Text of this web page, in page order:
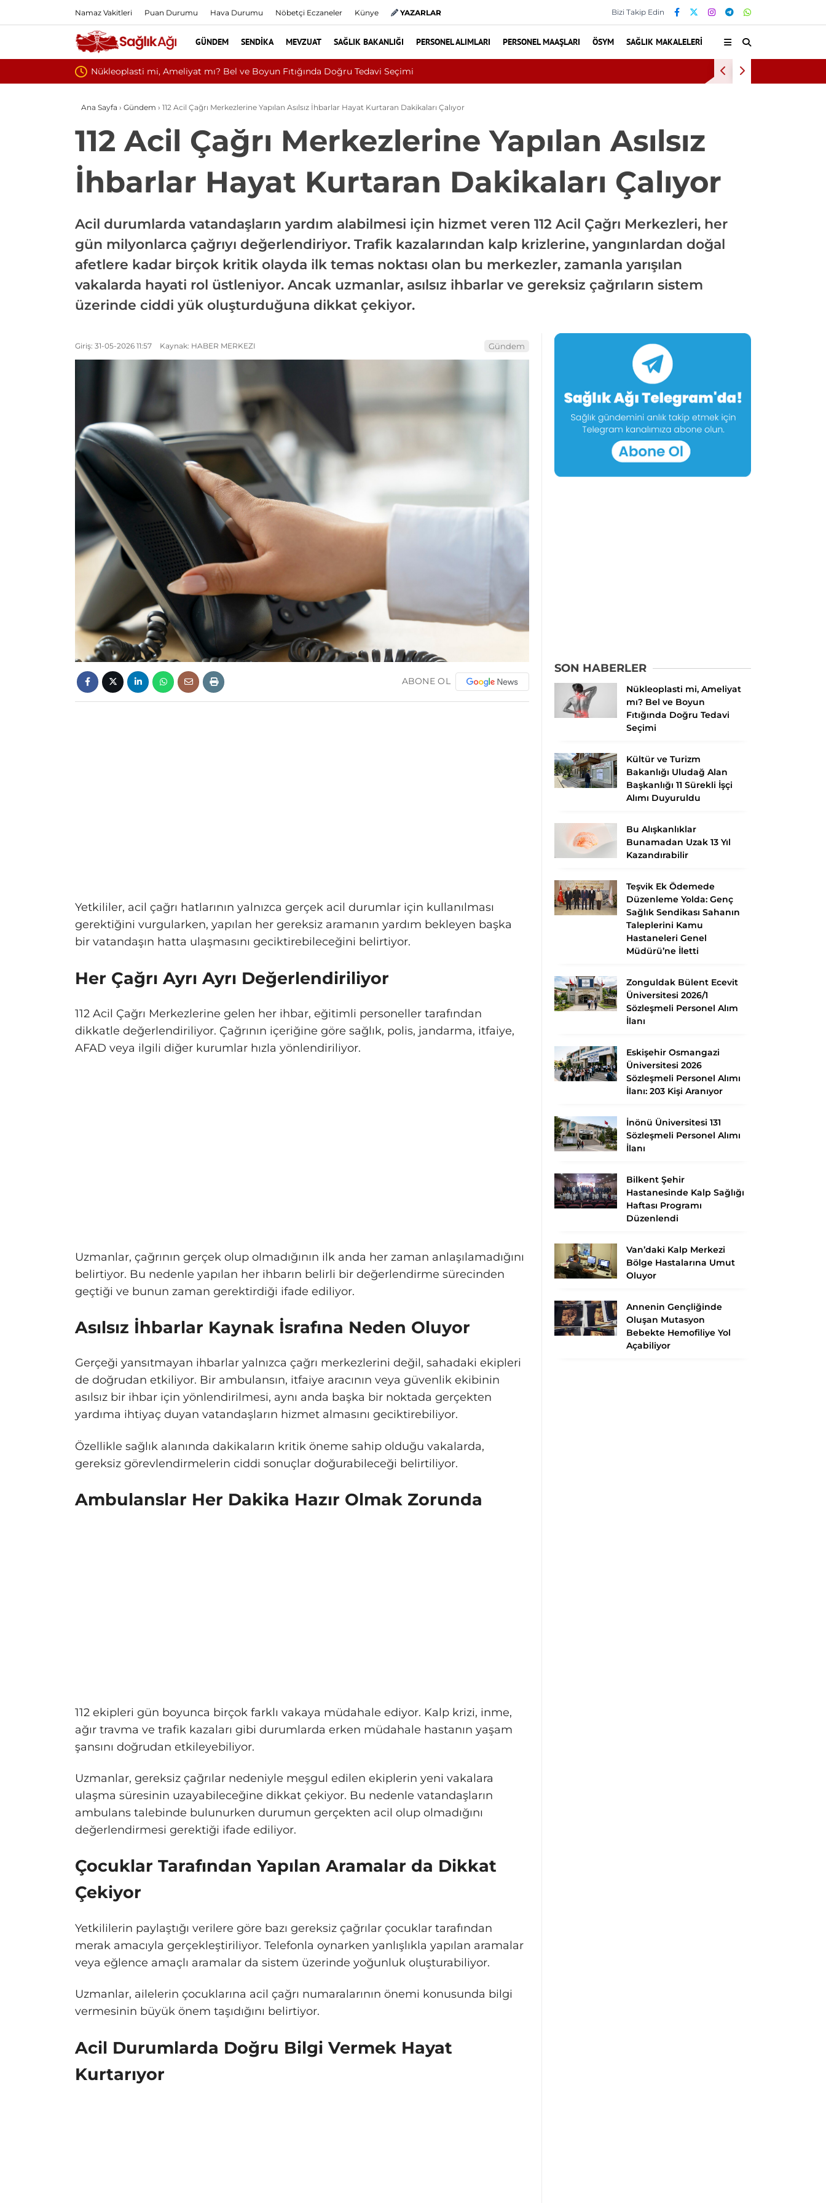
Namaz Vakitleri Puan Durumu Hava Durumu Nöbetçi Eczaneler Künye YAZARLAR Bizi Takip Edin
GÜNDEM SENDIKA MEVZUAT SAĞLIK BAKANLIĞI PERSONEL ALIMLARI PERSONEL MAAŞLARI ÖSYM SAĞLIK MAKALELERI
Kültür ve Turizm Bakanlığı Uludağ Alan Başkanlığı 11 Sürekli İşçi Alımı Duyuruldu Bu Alışkanlıklar
Ana Sayfa › Gündem › 112 Acil Çağrı Merkezlerine Yapılan Asılsız İhbarlar Hayat Kurtaran Dakikaları Çalıyor
112 Acil Çağrı Merkezlerine Yapılan Asılsız
İhbarlar Hayat Kurtaran Dakikaları Çalıyor
Acil durumlarda vatandaşların yardım alabilmesi için hizmet veren 112 Acil Çağrı Merkezleri, her
gün milyonlarca çağrıyı değerlendiriyor. Trafik kazalarından kalp krizlerine, yangınlardan doğal
afetlere kadar birçok kritik olayda ilk temas noktası olan bu merkezler, zamanla yarışılan
vakalarda hayati rol üstleniyor. Ancak uzmanlar, asılsız ihbarlar ve gereksiz çağrıların sistem
üzerinde ciddi yük oluşturduğuna dikkat çekiyor.
Giriş: 31-05-2026 11:57 Kaynak: HABER MERKEZI Gündem
ABONE OL
Yetkililer, acil çağrı hatlarının yalnızca gerçek acil durumlar için kullanılması
gerektiğini vurgularken, yapılan her gereksiz aramanın yardım bekleyen başka
bir vatandaşın hatta ulaşmasını geciktirebileceğini belirtiyor.
Her Çağrı Ayrı Ayrı Değerlendiriliyor
112 Acil Çağrı Merkezlerine gelen her ihbar, eğitimli personeller tarafından
dikkatle değerlendiriliyor. Çağrının içeriğine göre sağlık, polis, jandarma, itfaiye,
AFAD veya ilgili diğer kurumlar hızla yönlendiriliyor.
Uzmanlar, çağrının gerçek olup olmadığının ilk anda her zaman anlaşılamadığını
belirtiyor. Bu nedenle yapılan her ihbarın belirli bir değerlendirme sürecinden
geçtiği ve bunun zaman gerektirdiği ifade ediliyor.
Asılsız İhbarlar Kaynak İsrafına Neden Oluyor
Gerçeği yansıtmayan ihbarlar yalnızca çağrı merkezlerini değil, sahadaki ekipleri
de doğrudan etkiliyor. Bir ambulansın, itfaiye aracının veya güvenlik ekibinin
asılsız bir ihbar için yönlendirilmesi, aynı anda başka bir noktada gerçekten
yardıma ihtiyaç duyan vatandaşların hizmet almasını geciktirebiliyor.
Özellikle sağlık alanında dakikaların kritik öneme sahip olduğu vakalarda,
gereksiz görevlendirmelerin ciddi sonuçlar doğurabileceği belirtiliyor.
Ambulanslar Her Dakika Hazır Olmak Zorunda
112 ekipleri gün boyunca birçok farklı vakaya müdahale ediyor. Kalp krizi, inme,
ağır travma ve trafik kazaları gibi durumlarda erken müdahale hastanın yaşam
şansını doğrudan etkileyebiliyor.
Uzmanlar, gereksiz çağrılar nedeniyle meşgul edilen ekiplerin yeni vakalara
ulaşma süresinin uzayabileceğine dikkat çekiyor. Bu nedenle vatandaşların
ambulans talebinde bulunurken durumun gerçekten acil olup olmadığını
değerlendirmesi gerektiği ifade ediliyor.
Çocuklar Tarafından Yapılan Aramalar da Dikkat
Çekiyor
Yetkililerin paylaştığı verilere göre bazı gereksiz çağrılar çocuklar tarafından
merak amacıyla gerçekleştiriliyor. Telefonla oynarken yanlışlıkla yapılan aramalar
veya eğlence amaçlı aramalar da sistem üzerinde yoğunluk oluşturabiliyor.
Uzmanlar, ailelerin çocuklarına acil çağrı numaralarının önemi konusunda bilgi
vermesinin büyük önem taşıdığını belirtiyor.
Acil Durumlarda Doğru Bilgi Vermek Hayat
Kurtarıyor
SON HABERLER
Nükleoplasti mi, Ameliyat
mı? Bel ve Boyun
Fıtığında Doğru Tedavi
Seçimi
Kültür ve Turizm
Bakanlığı Uludağ Alan
Başkanlığı 11 Sürekli İşçi
Alımı Duyuruldu
Bu Alışkanlıklar
Bunamadan Uzak 13 Yıl
Kazandırabilir
Teşvik Ek Ödemede
Düzenleme Yolda: Genç
Sağlık Sendikası Sahanın
Taleplerini Kamu
Hastaneleri Genel
Müdürü’ne İletti
Zonguldak Bülent Ecevit
Üniversitesi 2026/1
Sözleşmeli Personel Alım
İlanı
Eskişehir Osmangazi
Üniversitesi 2026
Sözleşmeli Personel Alımı
İlanı: 203 Kişi Aranıyor
İnönü Üniversitesi 131
Sözleşmeli Personel Alımı
İlanı
Bilkent Şehir
Hastanesinde Kalp Sağlığı
Haftası Programı
Düzenlendi
Van’daki Kalp Merkezi
Bölge Hastalarına Umut
Oluyor
Annenin Gençliğinde
Oluşan Mutasyon
Bebekte Hemofiliye Yol
Açabiliyor